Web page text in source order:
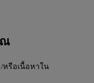
ณ
หรือเนื้อหาใน